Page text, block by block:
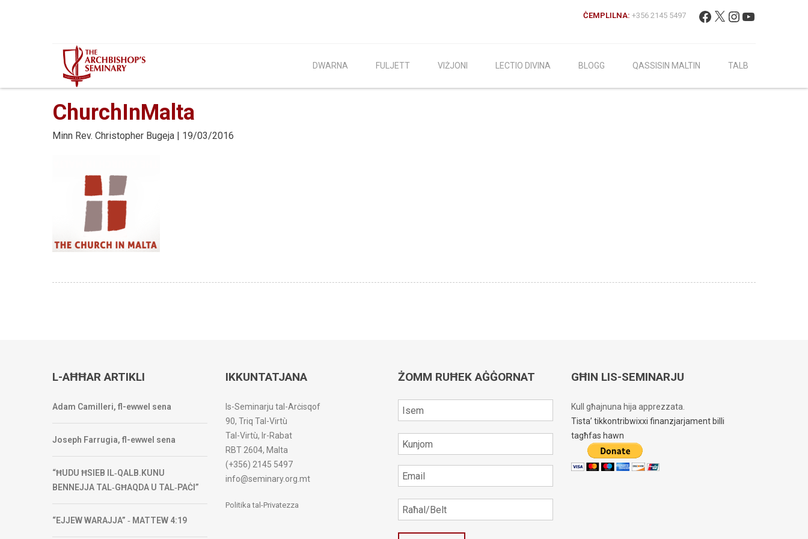
Fittex: Facebook
X Instagram
YouTube
ĊEMPLILNA: +356 2145 5497
DWARNA FULJETT VIŻJONI LECTIO DIVINA BLOGG QASSISIN MALTIN TALB
ChurchInMalta
Minn Rev. Christopher Bugeja | 19/03/2016
L-AĦĦAR ARTIKLI
Adam Camilleri, fl-ewwel sena
Joseph Farrugia, fl-ewwel sena
“ĦUDU ĦSIEB IL‑QALB.KUNU
BENNEJJA TAL‑GĦAQDA U TAL‑PAĊI”
“EJJEW WARAJJA” ‑ MATTEW 4:19
IKKUNTATJANA
Is-Seminarju tal-Arċisqof
90, Triq Tal-Virtù
Tal-Virtù, Ir-Rabat
RBT 2604, Malta
(+356) 2145 5497
info@seminary.org.mt
Politika tal-Privatezza
ŻOMM RUĦEK AĠĠORNAT GĦIN LIS-SEMINARJU
Kull għajnuna hija apprezzata.
Tista’ tikkontribwixxi finanzjarjament billi
tagħfas hawn